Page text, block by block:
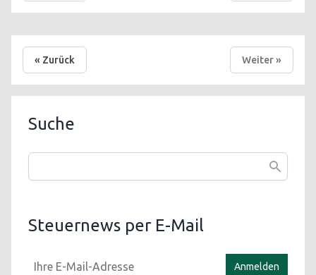
« Zurück Weiter »
Suche
Steuernews per E-Mail
Anmelden